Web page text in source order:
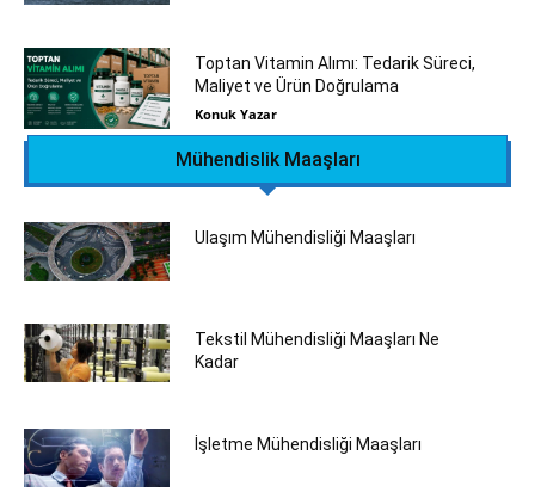
Toptan Vitamin Alımı: Tedarik Süreci,
Maliyet ve Ürün Doğrulama
Konuk Yazar
Mühendislik Maaşları
Ulaşım Mühendisliği Maaşları
Tekstil Mühendisliği Maaşları Ne
Kadar
İşletme Mühendisliği Maaşları